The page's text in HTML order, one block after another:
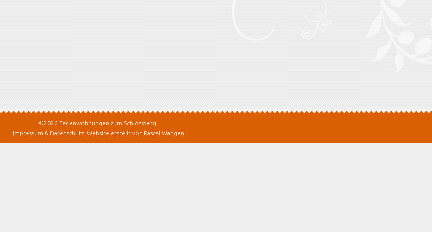
©2026 Ferienwohnungen zum Schlossberg.
Impressum & Datenschutz. Website erstellt von Pascal Wangen